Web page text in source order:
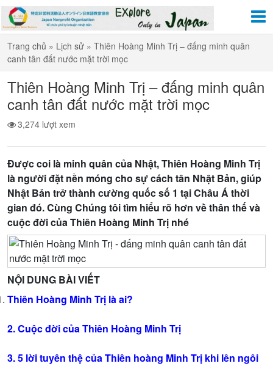
Trang chủ » Lịch sử » Thiên Hoàng Minh Trị – đấng minh quân
canh tân đất nước mặt trời mọc
Thiên Hoàng Minh Trị – đấng minh quân
canh tân đất nước mặt trời mọc
3,274 lượt xem
Được coi là minh quân của Nhật, Thiên Hoàng Minh Trị
là người đặt nền móng cho sự cách tân Nhật Bản, giúp
Nhật Bản trở thành cường quốc số 1 tại Châu Á thời
gian đó. Cùng Chúng tôi tìm hiểu rõ hơn về thân thế và
cuộc đời của Thiên Hoàng Minh Trị nhé
NỘI DUNG BÀI VIẾT
Thiên Hoàng Minh Trị là ai?
2.Cuộc đời của Thiên Hoàng Minh Trị
3.5 lời tuyên thệ của Thiên hoàng Minh Trị khi lên ngôi